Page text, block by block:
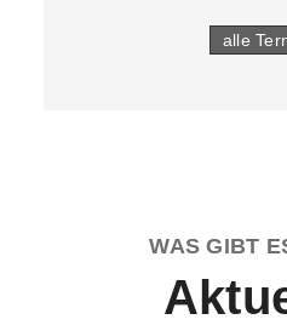
alle
WAS GIBT